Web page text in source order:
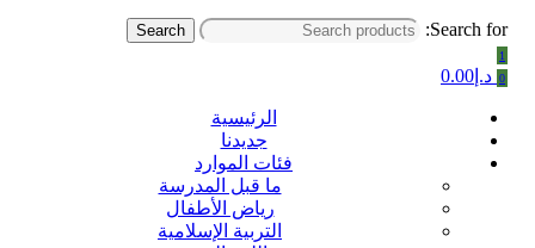
Search for:
Search
1
0 د.إ 0.00
الرئيسية
جديدنا
فئات الموارد
ما قبل المدرسة
رياض الأطفال
التربية الإسلامية